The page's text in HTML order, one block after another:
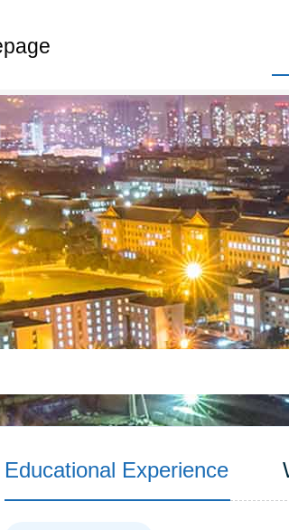
Educational Experience